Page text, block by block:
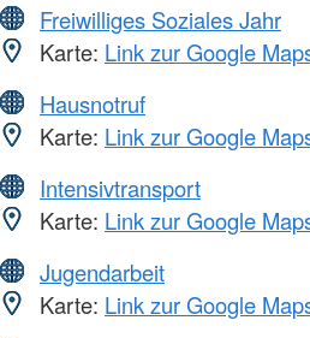
Freiwilliges Soziales Jahr
Karte: Link zur Google
Hausnotruf
Karte: Link zur Google
Intensivtransport
Karte: Link zur Google
Jugendarbeit
Karte: Link zur Google